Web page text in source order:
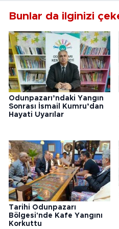
Bunlar da ilginizi
Odunpazarı’ndaki Yangın
Sonrası İsmail Kumru’dan
Hayati Uyarılar
Tarihi Odunpazarı
Bölgesi'nde Kafe Yangını
Korkuttu